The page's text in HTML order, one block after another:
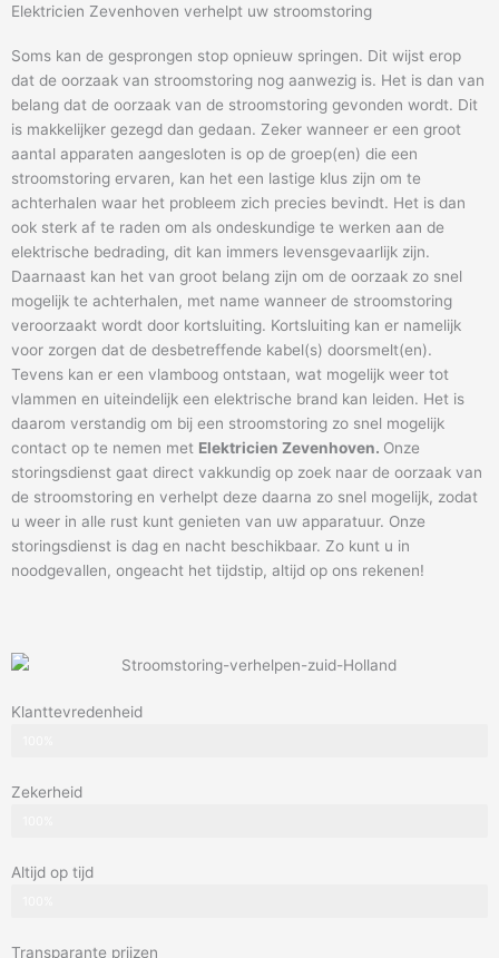
Elektricien Zevenhoven verhelpt uw stroomstoring
Soms kan de gesprongen stop opnieuw springen. Dit wijst erop
dat de oorzaak van stroomstoring nog aanwezig is. Het is dan van
belang dat de oorzaak van de stroomstoring gevonden wordt. Dit
is makkelijker gezegd dan gedaan. Zeker wanneer er een groot
aantal apparaten aangesloten is op de groep(en) die een
stroomstoring ervaren, kan het een lastige klus zijn om te
achterhalen waar het probleem zich precies bevindt. Het is dan
ook sterk af te raden om als ondeskundige te werken aan de
elektrische bedrading, dit kan immers levensgevaarlijk zijn.
Daarnaast kan het van groot belang zijn om de oorzaak zo snel
mogelijk te achterhalen, met name wanneer de stroomstoring
veroorzaakt wordt door kortsluiting. Kortsluiting kan er namelijk
voor zorgen dat de desbetreffende kabel(s) doorsmelt(en).
Tevens kan er een vlamboog ontstaan, wat mogelijk weer tot
vlammen en uiteindelijk een elektrische brand kan leiden. Het is
daarom verstandig om bij een stroomstoring zo snel mogelijk
contact op te nemen met Elektricien Zevenhoven. Onze
storingsdienst gaat direct vakkundig op zoek naar de oorzaak van
de stroomstoring en verhelpt deze daarna zo snel mogelijk, zodat
u weer in alle rust kunt genieten van uw apparatuur. Onze
storingsdienst is dag en nacht beschikbaar. Zo kunt u in
noodgevallen, ongeacht het tijdstip, altijd op ons rekenen!
Klanttevredenheid
Zekerheid
Altijd op tijd
Transparante prijzen